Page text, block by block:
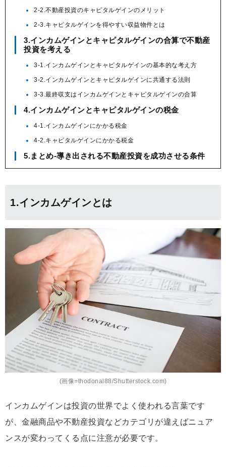
2-2.不動産投資のキャピタルゲインのメリット
2-3.キャピタルゲインを得やすい収益物件とは
3.インカムゲインとキャピタルゲインの合算で不動産
投資を考える
3-1.インカムゲインとキャピタルゲインの基本的な考え方
3-2.インカムゲインとキャピタルゲインに共通する法則
3-3.最終収支はインカムゲインとキャピタルゲインの合算
4.インカムゲインとキャピタルゲインの税金
4-1.インカムゲインにかかる税金
4-2.キャピタルゲインにかかる税金
5.まとめ-導き出される不動産投資を成功させる条件
1.インカムゲインとは
(画像=thodonal88/Shutterstock.com)
インカムゲインは投資の世界でよく使われる言葉です
が、金融商品や不動産投資などカテゴリが違えばニュア
ンスが変わってくる点に注意が必要です。